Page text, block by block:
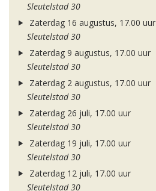
Sleutelstad 30
Zaterdag 16 augustus, 17.00 uur
Sleutelstad 30
Zaterdag 9 augustus, 17.00 uur
Sleutelstad 30
Zaterdag 2 augustus, 17.00 uur
Sleutelstad 30
Zaterdag 26 juli, 17.00 uur
Sleutelstad 30
Zaterdag 19 juli, 17.00 uur
Sleutelstad 30
Zaterdag 12 juli, 17.00 uur
Sleutelstad 30